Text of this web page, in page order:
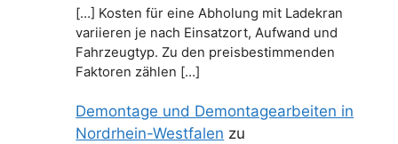
[…] Kosten für eine Abholung mit Ladekran
variieren je nach Einsatzort, Aufwand und
Fahrzeugtyp. Zu den preisbestimmenden
Faktoren zählen […]
Demontage und Demontagearbeiten in
Nordrhein-Westfalen zu